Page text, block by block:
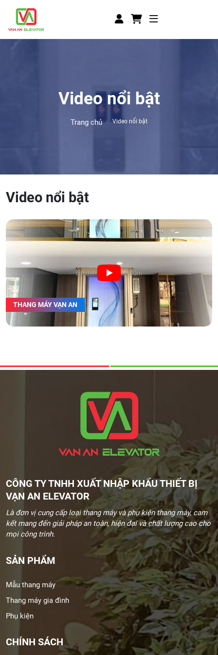
Video nổi bật
Trang chủ Video nổi bật
Video nổi bật
THANG MÁY VẠN AN
CÔNG TY TNHH XUẤT NHẬP KHẨU THIẾT BỊ
VẠN AN ELEVATOR
Là đơn vị cung cấp loại thang máy và phụ kiện thang máy, cam
kết mang đến giải pháp an toàn, hiện đại và chất lượng cao cho
mọi công trình.
SẢN PHẨM
Mẫu thang máy
Thang máy gia đình
Phụ kiện
CHÍNH SÁCH